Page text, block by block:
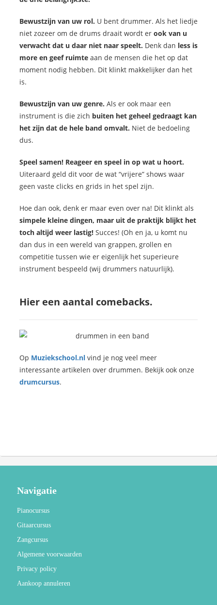
Bewustzijn van uw rol. U bent drummer. Als het liedje
niet zozeer om de drums draait wordt er ook van u
verwacht dat u daar niet naar speelt. Denk dan less is
more en geef ruimte aan de mensen die het op dat
moment nodig hebben. Dit klinkt makkelijker dan het
is.
Bewustzijn van uw genre. Als er ook maar een
instrument is die zich buiten het geheel gedraagt kan
het zijn dat de hele band omvalt. Niet de bedoeling
dus.
Speel samen! Reageer en speel in op wat u hoort.
Uiteraard geld dit voor de wat “vrijere” shows waar
geen vaste clicks en grids in het spel zijn.
Hoe dan ook, denk er maar even over na! Dit klinkt als
simpele kleine dingen, maar uit de praktijk blijkt het
toch altijd weer lastig! Succes! (Oh en ja, u komt nu
dan dus in een wereld van grappen, grollen en
competitie tussen wie er eigenlijk het superieure
instrument bespeeld (wij drummers natuurlijk).
Hier een aantal comebacks.
Op Muziekschool.nl vind je nog veel meer
interessante artikelen over drummen. Bekijk ook onze
drumcursus.
Navigatie
Pianocursus
Gitaarcursus
Zangcursus
Algemene voorwaarden
Privacy policy
Aankoop annuleren